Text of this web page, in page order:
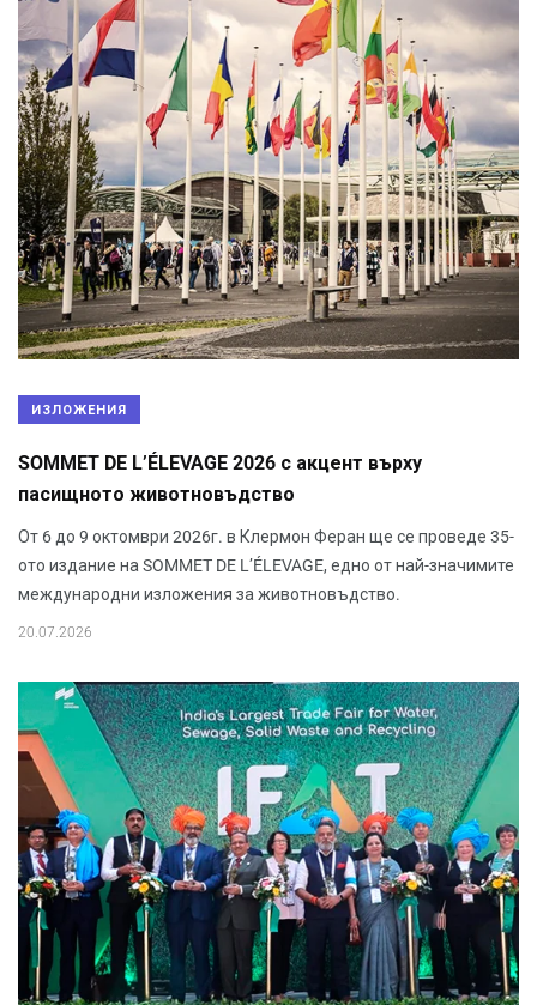
ИЗЛОЖЕНИЯ
SOMMET DE L’ÉLEVAGE 2026 с акцент върху
пасищното животновъдство
От 6 до 9 октомври 2026г. в Клермон Феран ще се проведе 35-
ото издание на SOMMET DE L’ÉLEVAGE, едно от най-значимите
международни изложения за животновъдство.
20.07.2026